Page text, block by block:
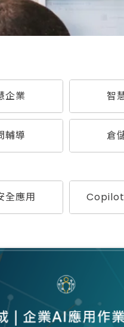
企業 智
輔導 倉
全應用 Copilot